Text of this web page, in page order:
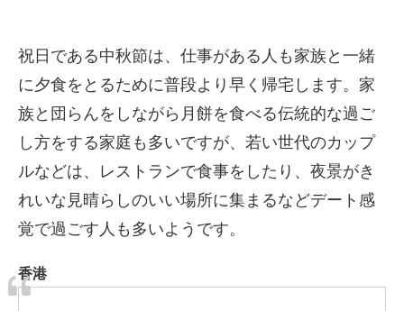
祝日である中秋節は、仕事がある人も家族と一緒
に夕食をとるために普段より早く帰宅します。家
族と団らんをしながら月餅を食べる伝統的な過ご
し方をする家庭も多いですが、若い世代のカップ
ルなどは、レストランで食事をしたり、夜景がき
れいな見晴らしのいい場所に集まるなどデート感
覚で過ごす人も多いようです。
香港